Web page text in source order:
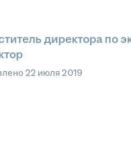
директора по
22 июля 2019